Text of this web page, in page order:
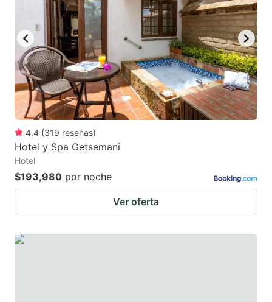
4.4 (319 reseñas)
Hotel y Spa Getsemani
Hotel
$193,980 por noche
Ver oferta